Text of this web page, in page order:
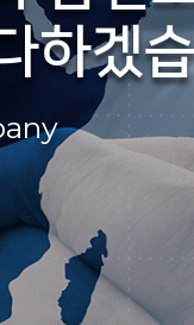
하겠